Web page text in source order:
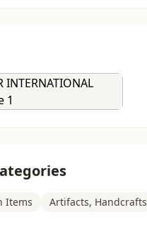
Items Artifacts, Handcrafts